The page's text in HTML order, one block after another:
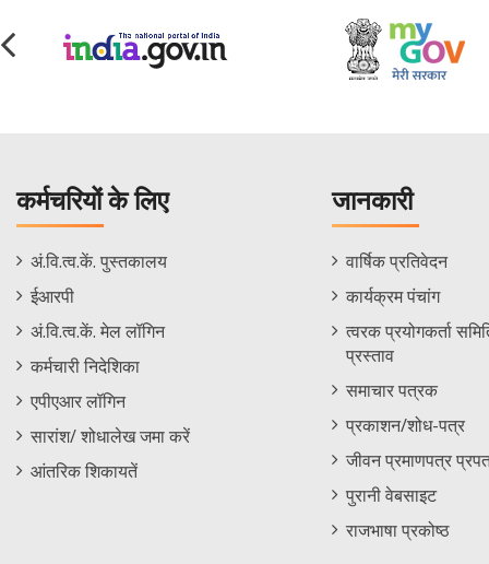
कर्मचरियों के लिए
Staff
Footer
Menu
अं.वि.त्व.कें. पुस्तकालय
ईआरपी
अं.वि.त्व.कें. मेल लॉगिन
कर्मचारी निदेशिका
एपीएआर लॉगिन
सारांश/ शोधालेख जमा करें
आंतरिक शिकायतें
जानकारी
Informations
Menu
वार्षिक प्रतिवेदन
कार्यक्रम पंचांग
त्वरक प्रयोगकर्ता
प्रस्ताव
समाचार पत्रक
प्रकाशन/शोध-पत्र
जीवन प्रमाणपत्र
पुरानी वेबसाइट
राजभाषा प्रकोष्ठ